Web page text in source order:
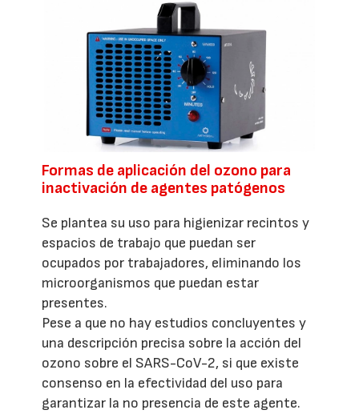
Formas de aplicación del ozono para
inactivación de agentes patógenos
Se plantea su uso para higienizar recintos y
espacios de trabajo que puedan ser
ocupados por trabajadores, eliminando los
microorganismos que puedan estar
presentes.
Pese a que no hay estudios concluyentes y
una descripción precisa sobre la acción del
ozono sobre el SARS-CoV-2, si que existe
consenso en la efectividad del uso para
garantizar la no presencia de este agente.